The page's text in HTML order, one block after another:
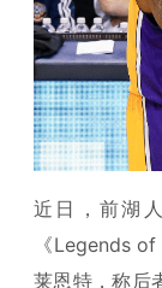
近日，前湖
《Legends
莱恩特，称后